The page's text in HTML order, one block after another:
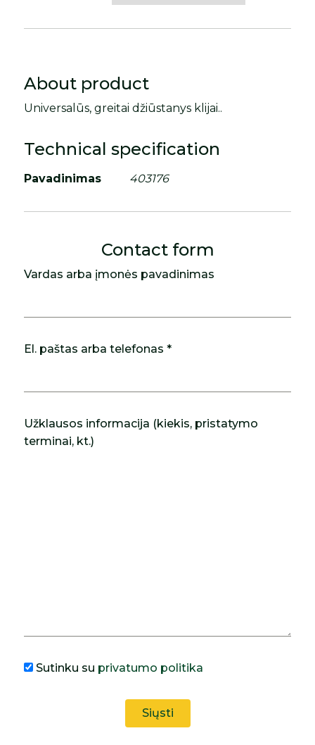
About product
Universalūs, greitai džiūstanys klijai..
Technical specification
Pavadinimas 403176
Contact form
Vardas arba įmonės pavadinimas
El. paštas arba telefonas *
Užklausos informacija (kiekis, pristatymo
terminai, kt.)
Sutinku su privatumo politika